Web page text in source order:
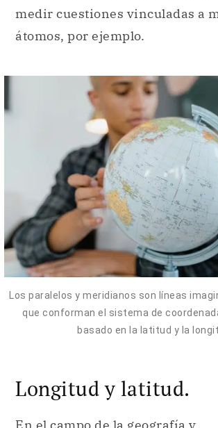
medir cuestiones vinculadas a
átomos, por ejemplo.
Los paralelos y meridianos son líneas
que conforman el sistema de
basado en la latitud y la
Longitud y latitud.